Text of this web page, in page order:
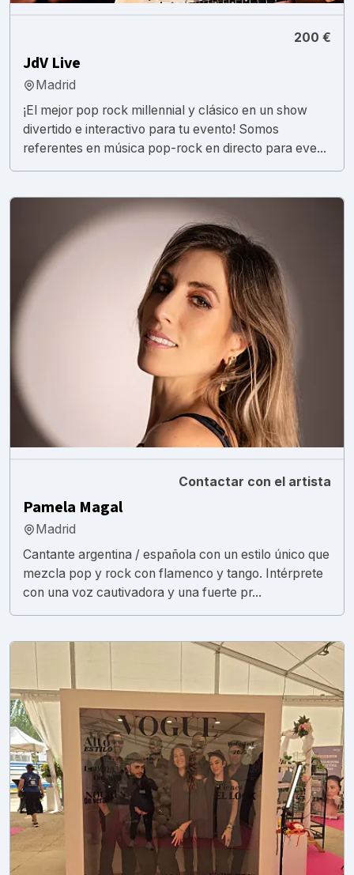
200 €
JdV Live
Madrid
¡El mejor pop rock millennial y clásico en un show
divertido e interactivo para tu evento! Somos
referentes en música pop-rock en directo para eve...
Contactar con el artista
Pamela Magal
Madrid
Cantante argentina / española con un estilo único que
mezcla pop y rock con flamenco y tango. Intérprete
con una voz cautivadora y una fuerte pr...